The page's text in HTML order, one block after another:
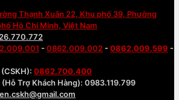
Thạnh Xuân 22, Khu phố 39, Phường
Hồ Chí Minh, Việt Nam
- 0862.009.002-0862.009.599 -
0862.700.400
Trợ Khách Hàng): 0983.119.799